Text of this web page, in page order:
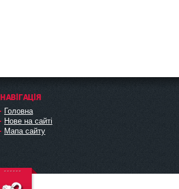
НАВІГАЦІЯ
Головна
Нове на сайті
Мапа сайту